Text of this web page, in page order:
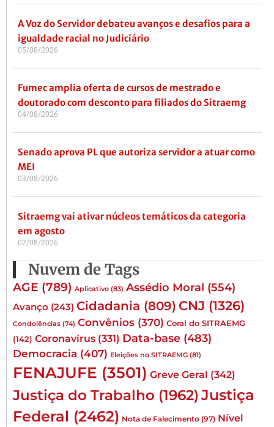
A Voz do Servidor debateu avanços e desafios para a
igualdade racial no Judiciário
05/08/2026
Fumec amplia oferta de cursos de mestrado e
doutorado com desconto para filiados do Sitraemg
04/08/2026
Senado aprova PL que autoriza servidor a atuar como
MEI
03/08/2026
Sitraemg vai ativar núcleos temáticos da categoria
em agosto
02/08/2026
Nuvem de Tags
AGE (789) Aplicativo (83) Assédio Moral (554)
Avanço (243) Cidadania (809) CNJ (1326)
Condolências (74) Convênios (370) Coral do SITRAEMG
(142) Coronavírus (331) Data-base (483)
Democracia (407) Eleições no SITRAEMG (81)
FENAJUFE (3501) Greve Geral (342)
Justiça do Trabalho (1962) Justiça
Federal (2462) Nota de Falecimento (97) Nível